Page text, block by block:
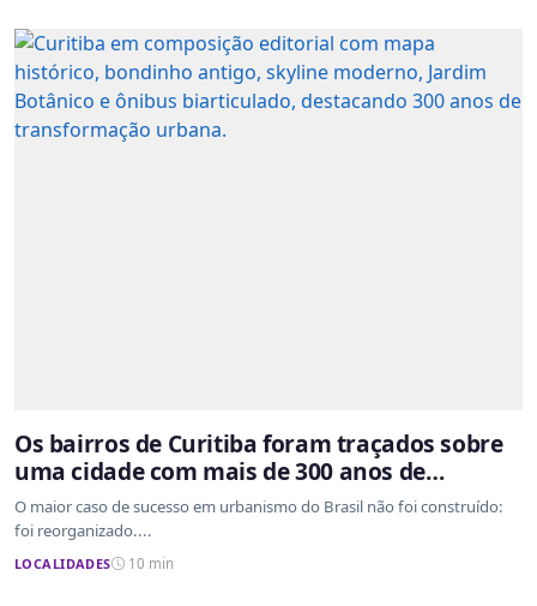
Os bairros de Curitiba foram traçados sobre
uma cidade com mais de 300 anos de
ocupação desordenada
O maior caso de sucesso em urbanismo do Brasil não foi construído:
foi reorganizado....
LOCALIDADES 10 min